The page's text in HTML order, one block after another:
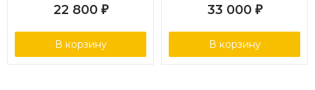
22 800 ₽
В корзину
33 000 ₽
В корзину